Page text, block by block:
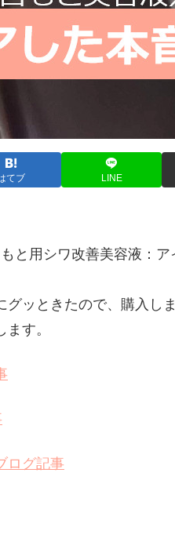
てブ LINE
と用シワ改善美容液：
ッときたので、購入しま
す。
ログ記事